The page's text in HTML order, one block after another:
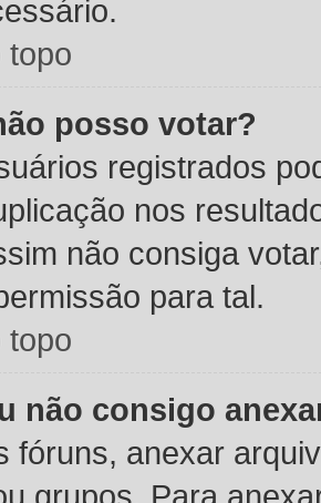
topo
posso votar?
registrados
nos
não consiga
para tal.
topo
não consigo
fóruns, anexar